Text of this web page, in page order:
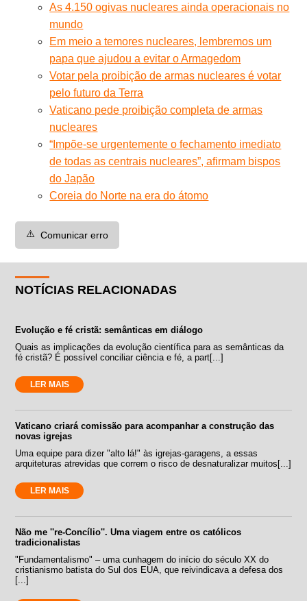
As 4.150 ogivas nucleares ainda operacionais no
mundo
Em meio a temores nucleares, lembremos um
papa que ajudou a evitar o Armagedom
Votar pela proibição de armas nucleares é votar
pelo futuro da Terra
Vaticano pede proibição completa de armas
nucleares
“Impõe-se urgentemente o fechamento imediato
de todas as centrais nucleares”, afirmam bispos
do Japão
Coreia do Norte na era do átomo
⚠️ Comunicar erro
NOTÍCIAS RELACIONADAS
Evolução e fé cristã: semânticas em diálogo
Quais as implicações da evolução científica para as semânticas da
fé cristã? É possível conciliar ciência e fé, a part[...]
LER MAIS
Vaticano criará comissão para acompanhar a construção das
novas igrejas
Uma equipe para dizer "alto lá!" às igrejas-garagens, a essas
arquiteturas atrevidas que correm o risco de desnaturalizar muitos[...]
LER MAIS
Não me ''re-Concílio''. Uma viagem entre os católicos
tradicionalistas
"Fundamentalismo" – uma cunhagem do início do século XX do
cristianismo batista do Sul dos EUA, que reivindicava a defesa dos
[...]